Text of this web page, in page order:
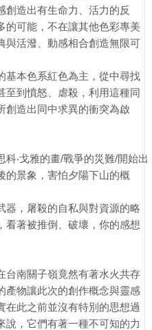
創造出有生命力、活力的反
的可能，不在讓其他色彩專美
與活潑、動感相合創造無限可
基本色系紅色為主，從中尋找
至到憤怒、虐殺，利用這種同
創造出同中求異的衝突為啟
科‧戈雅的畫/戰爭的災難/開始出
的景象，害怕夕陽下山的概
器，屠殺的自私與對資源的略
看著被推倒、破壞，你的感想
台南關子嶺竟然有著水火共存
產物讓此次的創作概念與靈感
在此之前並沒有特別的思想過
說，它們有著一種不可知的力